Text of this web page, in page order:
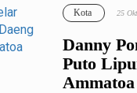
Danny
Puto
Ammatoa
Kota 25